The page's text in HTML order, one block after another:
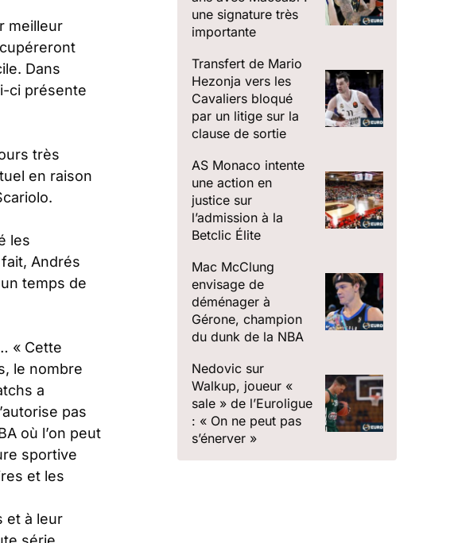
meilleur
Dans
ci présente
très
en raison
les
fait, Andrés
temps de
« Cette
le nombre
a
pas
où l’on peut
sportive
et les
et à leur
une signature très
importante
Transfert de Mario
Hezonja vers les
Cavaliers bloqué
par un litige sur la
clause de sortie
AS Monaco intente
une action en
justice sur
l’admission à la
Betclic Élite
Mac McClung
envisage de
déménager à
Gérone, champion
du dunk de la NBA
Nedovic sur
Walkup, joueur «
sale » de l’Euroligue
: « On ne peut pas
s’énerver »